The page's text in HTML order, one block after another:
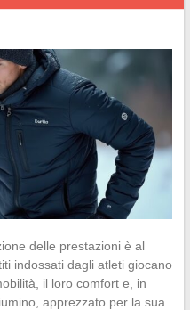
delle prestazioni è al
indossati dagli atleti giocano
il loro comfort e, in
apprezzato per la sua